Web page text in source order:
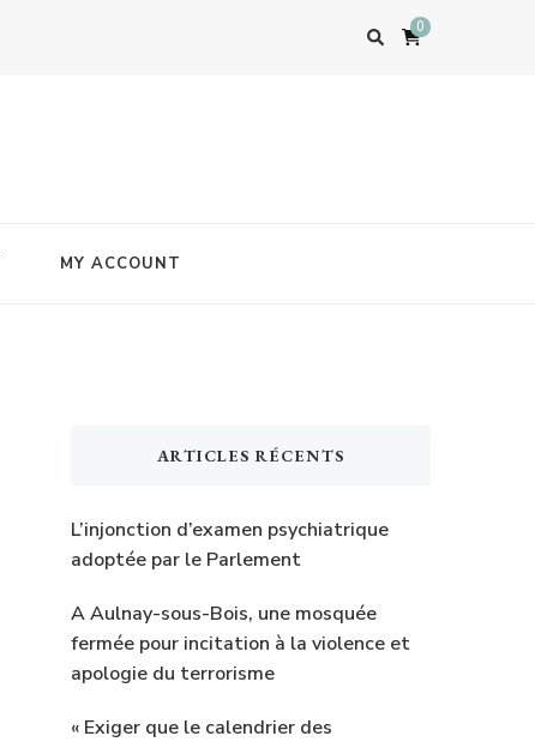
0
MY ACCOUNT
ARTICLES RÉCENTS
L’injonction d’examen psychiatrique
adoptée par le Parlement
A Aulnay-sous-Bois, une mosquée
fermée pour incitation à la violence et
apologie du terrorisme
« Exiger que le calendrier des